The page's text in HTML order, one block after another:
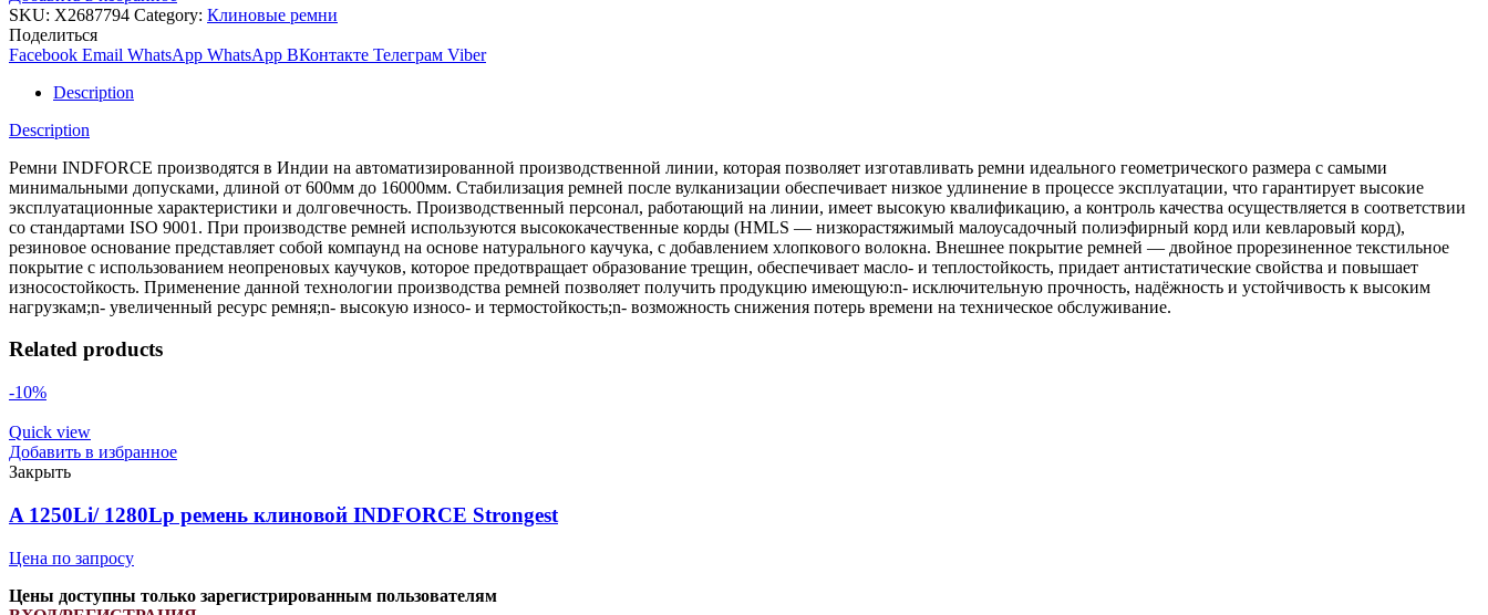
SKU: X2687794 Category: Клиновые ремни
Поделиться
Facebook Email WhatsApp WhatsApp ВКонтакте Телеграм Viber
Description
Description
Ремни INDFORCE производятся в Индии на автоматизированной производственной линии, которая позволяет изготавливать ремни идеального геометрического размера с самыми
минимальными допусками, длиной от 600мм до 16000мм. Стабилизация ремней после вулканизации обеспечивает низкое удлинение в процессе эксплуатации, что гарантирует высокие
эксплуатационные характеристики и долговечность. Производственный персонал, работающий на линии, имеет высокую квалификацию, а контроль качества осуществляется в соответствии
со стандартами ISO 9001. При производстве ремней используются высококачественные корды (HMLS — низкорастяжимый малоусадочный полиэфирный корд или кевларовый корд),
резиновое основание представляет собой компаунд на основе натурального каучука, с добавлением хлопкового волокна. Внешнее покрытие ремней — двойное прорезиненное текстильное
покрытие с использованием неопреновых каучуков, которое предотвращает образование трещин, обеспечивает масло- и теплостойкость, придает антистатические свойства и повышает
износостойкость. Применение данной технологии производства ремней позволяет получить продукцию имеющую:n- исключительную прочность, надёжность и устойчивость к высоким
нагрузкам;n- увеличенный ресурс ремня;n- высокую износо- и термостойкость;n- возможность снижения потерь времени на техническое обслуживание.
Related products
-10%
Quick view
Добавить в избранное
Закрыть
A 1250Li/ 1280Lp ремень клиновой INDFORCE Strongest
Цена по запросу
Цены доступны только зарегистрированным пользователям